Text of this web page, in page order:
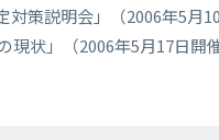
対策説明会」（2006年5月
現状」（2006年5月17日開